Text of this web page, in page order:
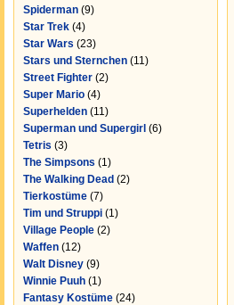
Spiderman (9)
Star Trek (4)
Star Wars (23)
Stars und Sternchen (11)
Street Fighter (2)
Super Mario (4)
Superhelden (11)
Superman und Supergirl (6)
Tetris (3)
The Simpsons (1)
The Walking Dead (2)
Tierkostüme (7)
Tim und Struppi (1)
Village People (2)
Waffen (12)
Walt Disney (9)
Winnie Puuh (1)
Fantasy Kostüme (24)